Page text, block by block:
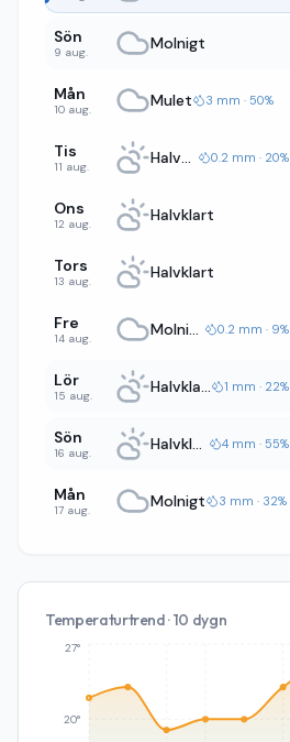
Sön
9 aug. Molnigt
Mån
10 aug. Mulet 3 mm · 50%
Tis
11 aug. Halvklart 0.2 mm · 20%
Ons
12 aug. Halvklart
Tors
13 aug. Halvklart
Fre
14 aug. Molnigt 0.2 mm · 9%
Lör
15 aug. Halvklart 1 mm · 22%
Sön
16 aug. Halvklart 4 mm · 55%
Mån
17 aug. Molnigt 3 mm · 32%
Temperaturtrend · 10 dygn
20°
27°